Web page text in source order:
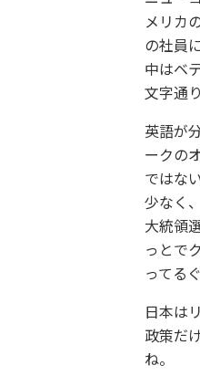
メリカ
の社員
中はベ
文字通
英語が
ークの
ではな
少なく
大統領
っとで
ってる
日本は
政策だ
ね。